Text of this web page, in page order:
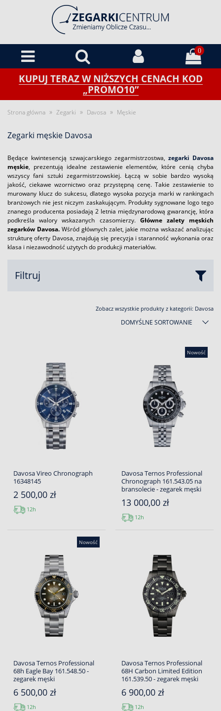
0
KUPUJ TERAZ W NIŻSZYCH CENACH KOD
„PROMO10”
Strona główna » Zegarki » Davosa » Męskie
Zegarki męskie Davosa
Będące kwintesencją szwajcarskiego zegarmistrzostwa, zegarki Davosa
męskie, prezentują idealne zestawienie elementów, które cenią chyba
wszyscy fani sztuki zegarmistrzowskiej. Łączą w sobie bardzo wysoką
jakość, ciekawe wzornictwo oraz przystępną cenę. Takie zestawienie to
murowany klucz do sukcesu, dlatego wysoka pozycja marki w rankingach
branżowych nie jest niczym zaskakującym. Produkty sygnowane logo tego
znanego producenta posiadają 2 letnia międzynarodową gwarancję, która
podkreśla walory wskazanych czasomierzy. Główne zalety męskich
zegarków Davosa. Wśród głównych zalet, jakie można wskazać analizując
strukturę oferty Davosa, znajdują się precyzja i staranność wykonania oraz
klasa i niezawodność użytych do produkcji materiałów.
Filtruj
Zobacz wszystkie produkty z kategorii: Davosa
DOMYŚLNE SORTOWANIE
Davosa Vireo Chronograph
16348145
2 500,00 zł
12h
Nowość
Davosa Ternos Professional
Chronograph 161.543.05 na
bransolecie - zegarek męski
13 000,00 zł
12h
Nowość
Davosa Ternos Professional
68h Eagle Bay 161.548.50 -
zegarek męski
6 500,00 zł
12h
Davosa Ternos Professional
68H Carbon Limited Edition
161.539.50 - zegarek męski
6 900,00 zł
12h